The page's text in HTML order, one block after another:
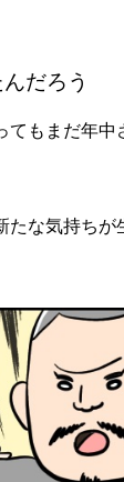
だろう
てもまだ年中
な気持ちが